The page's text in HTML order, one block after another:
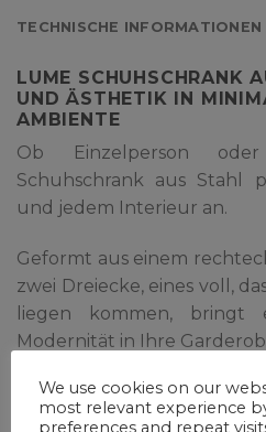
TECHNISCHE INFORMATIONEN
LUME SCHUHSCHRANK
UND ÄSTHETIK IN
AMBIENTE
Ob Einzelperson
Schuhschrank aus Stahl
und jedem Interieur an.
Geformt aus einem
zwei Dreiecke, eines voll,
liegen kommen,
Modernität in Ihre
Dieses Designer-
Kombination mit der
We use cookies on our
most relevant experience
preferences and repeat